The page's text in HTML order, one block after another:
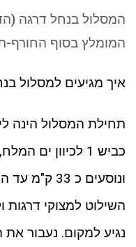
סמן קישורים
המסלול בנחל דרגה
המומלץ בסוף החורף-
איך מגיעים למסלול
תחילת המסלול הינה
כביש 1 לכיוון
ונוסעים כ
נגיע למקום. נעבור